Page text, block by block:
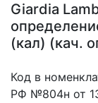
Giardia
(кал) (кач.
Код в
РФ №804н от